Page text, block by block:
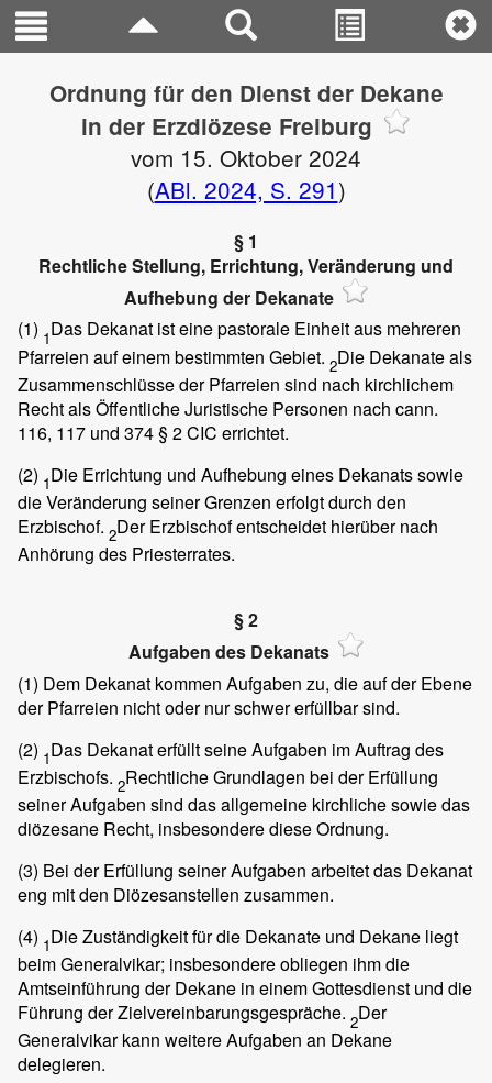
Ordnung für den Dienst der Dekane
in der Erzdiözese Freiburg
vom 15. Oktober 2024
(ABl. 2024, S. 291)
§ 1
Rechtliche Stellung, Errichtung, Veränderung und
Aufhebung der Dekanate
(1) 1Das Dekanat ist eine pastorale Einheit aus mehreren
Pfarreien auf einem bestimmten Gebiet. 2Die Dekanate als
Zusammenschlüsse der Pfarreien sind nach kirchlichem
Recht als Öffentliche Juristische Personen nach cann.
116, 117 und 374 § 2 CIC errichtet.
(2) 1Die Errichtung und Aufhebung eines Dekanats sowie
die Veränderung seiner Grenzen erfolgt durch den
Erzbischof. 2Der Erzbischof entscheidet hierüber nach
Anhörung des Priesterrates.
§ 2
Aufgaben des Dekanats
(1) Dem Dekanat kommen Aufgaben zu, die auf der Ebene
der Pfarreien nicht oder nur schwer erfüllbar sind.
(2) 1Das Dekanat erfüllt seine Aufgaben im Auftrag des
Erzbischofs. 2Rechtliche Grundlagen bei der Erfüllung
seiner Aufgaben sind das allgemeine kirchliche sowie das
diözesane Recht, insbesondere diese Ordnung.
(3) Bei der Erfüllung seiner Aufgaben arbeitet das Dekanat
eng mit den Diözesanstellen zusammen.
(4) 1Die Zuständigkeit für die Dekanate und Dekane liegt
beim Generalvikar; insbesondere obliegen ihm die
Amtseinführung der Dekane in einem Gottesdienst und die
Führung der Zielvereinbarungsgespräche. 2Der
Generalvikar kann weitere Aufgaben an Dekane
delegieren.